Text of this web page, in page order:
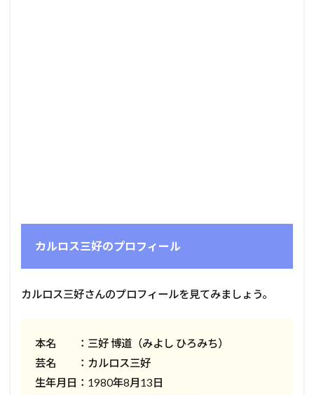
カルロス三好のプロフィール
カルロス三好さんのプロフィールを見てみましょう。
本名 ：三好 博道（みよし ひろみち）
芸名 ：カルロス三好
生年月日：1980年8月13日